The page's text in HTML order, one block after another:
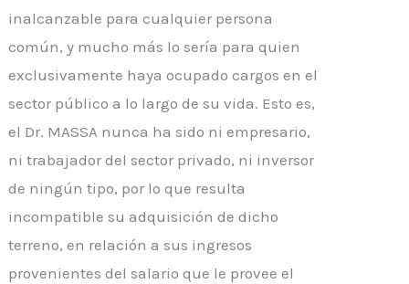
inalcanzable para cualquier persona
común, y mucho más lo sería para quien
exclusivamente haya ocupado cargos en el
sector público a lo largo de su vida. Esto es,
el Dr. MASSA nunca ha sido ni empresario,
ni trabajador del sector privado, ni inversor
de ningún tipo, por lo que resulta
incompatible su adquisición de dicho
terreno, en relación a sus ingresos
provenientes del salario que le provee el